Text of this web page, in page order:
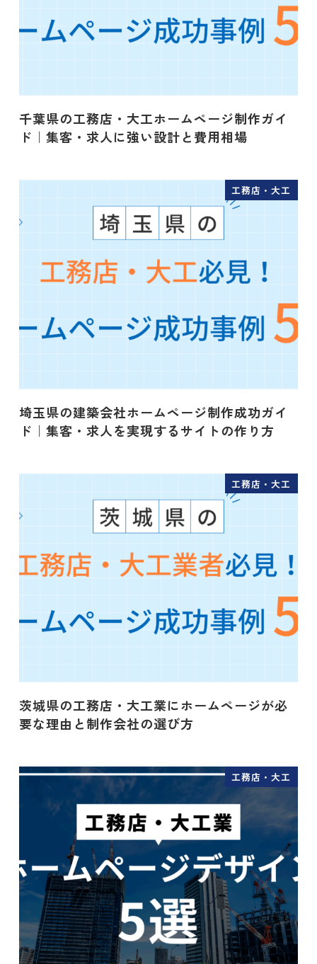
千葉県の工務店・大工ホームページ制作ガイ
ド｜集客・求人に強い設計と費用相場
工務店・大工
埼玉県の建築会社ホームページ制作成功ガイ
ド｜集客・求人を実現するサイトの作り方
工務店・大工
茨城県の工務店・大工業にホームページが必
要な理由と制作会社の選び方
工務店・大工